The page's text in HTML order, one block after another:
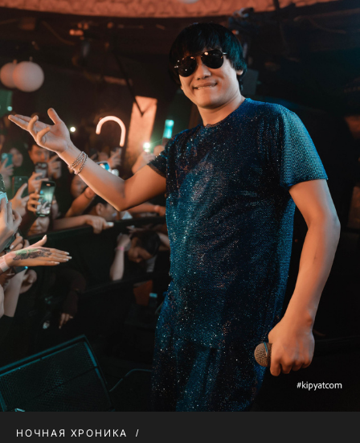
НОЧНАЯ ХРОНИКА